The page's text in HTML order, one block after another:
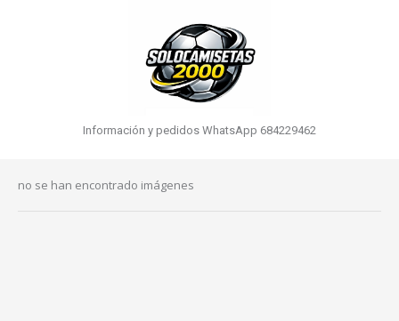
Información y pedidos WhatsApp 684229462
no se han encontrado imágenes